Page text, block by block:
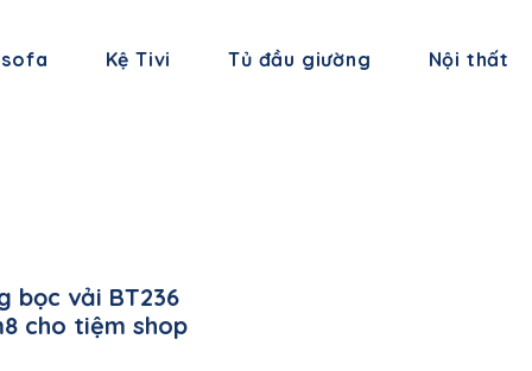
Kệ Tivi Tủ đầu giường Nội thất
bọc vải BT236
cho tiệm shop